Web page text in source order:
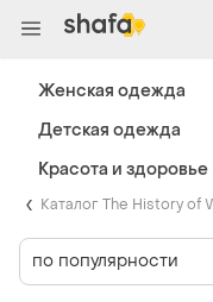
Каталог The History of
по популярности
Женская одежда
Детская одежда
Красота и здоровье